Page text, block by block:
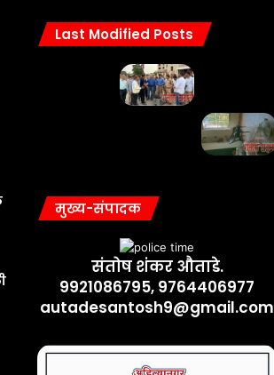
Last Modified Posts
मुख्य-संपादक
संतोष शंकर औताडे.
9921086795, 9764406977
autadesantosh9@gmail.com